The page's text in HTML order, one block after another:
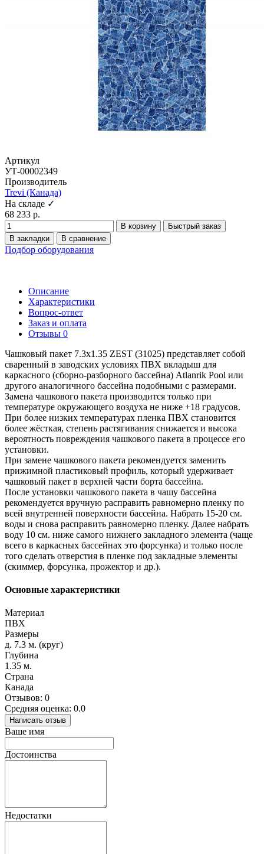
Артикул
УТ-00002349
Производитель
Trevi (Канада)
На складе ✓
68 233 р.
В корзину
Быстрый заказ
В закладки
В сравнение
Подбор оборудования
Описание
Характеристики
Вопрос-ответ
Заказ и оплата
Отзывы 0
Чашковый пакет 7.3х1.35 ZEST (31025) представляет собой
сваренный в заводских условиях ПВХ вкладыш для
каркасного (сборно-разборного бассейна) Atlanrik Pool или
другого аналогичного бассейна подобными с размерами.
Замена чашкового пакета производится только при
температуре окружающего воздуха не ниже +18 градусов.
При более низких температурах пленка ПВХ становится
более жёсткая, степень растягивания снижается и высока
вероятность повреждения чашкового пакета в процессе его
установки.
При замене чашкового пакета рекомендуется заменить
прижимной пластиковый профиль, который удерживает
чашковый пакет в верхней части борта бассейна.
После установки чашкового пакета в чашу бассейна
рекомендуется вручную расправить равномерно пленку по
всей внутренней поверхности бассейна. Набрать 15-20 см.
воды и снова расправить равномерно пленку. Далее набрать
воду 10 см. ниже самого нижнего закладного элемента (чаще
всего в каркасных бассейнах это форсунка) и только после
того сделать отверстия в пленке под закладные элементы
(скиммер, форсунка, прожектор и др.).
Основные характеристики
Материал
ПВХ
Размеры
д. 7.3 м. (круг)
Глубина
1.35 м.
Страна
Канада
Отзывов: 0
Средняя оценка: 0.0
Написать отзыв
Ваше имя
Достоинства
Недостатки